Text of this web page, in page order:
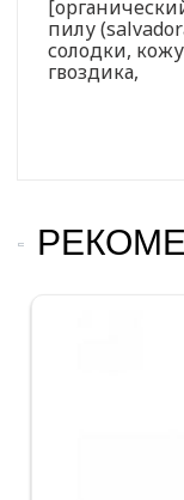
пилу
солодки,
гвоздика,